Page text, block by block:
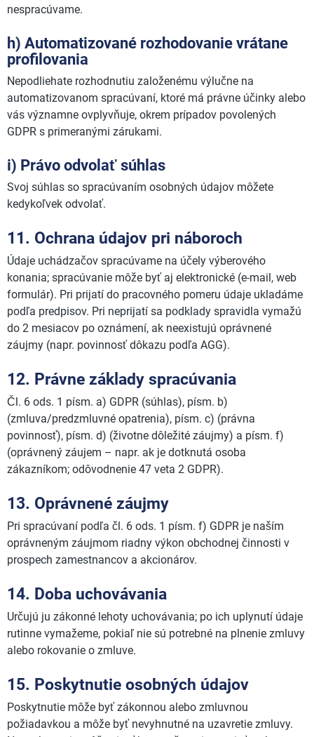
nespracúvame.
h) Automatizované rozhodovanie vrátane
profilovania
Nepodliehate rozhodnutiu založenému výlučne na
automatizovanom spracúvaní, ktoré má právne účinky alebo
vás významne ovplyvňuje, okrem prípadov povolených
GDPR s primeranými zárukami.
i) Právo odvolať súhlas
Svoj súhlas so spracúvaním osobných údajov môžete
kedykoľvek odvolať.
11. Ochrana údajov pri náboroch
Údaje uchádzačov spracúvame na účely výberového
konania; spracúvanie môže byť aj elektronické (e-mail, web
formulár). Pri prijatí do pracovného pomeru údaje ukladáme
podľa predpisov. Pri neprijatí sa podklady spravidla vymažú
do 2 mesiacov po oznámení, ak neexistujú oprávnené
záujmy (napr. povinnosť dôkazu podľa AGG).
12. Právne základy spracúvania
Čl. 6 ods. 1 písm. a) GDPR (súhlas), písm. b)
(zmluva/predzmluvné opatrenia), písm. c) (právna
povinnosť), písm. d) (životne dôležité záujmy) a písm. f)
(oprávnený záujem – napr. ak je dotknutá osoba
zákazníkom; odôvodnenie 47 veta 2 GDPR).
13. Oprávnené záujmy
Pri spracúvaní podľa čl. 6 ods. 1 písm. f) GDPR je naším
oprávneným záujmom riadny výkon obchodnej činnosti v
prospech zamestnancov a akcionárov.
14. Doba uchovávania
Určujú ju zákonné lehoty uchovávania; po ich uplynutí údaje
rutinne vymažeme, pokiaľ nie sú potrebné na plnenie zmluvy
alebo rokovanie o zmluve.
15. Poskytnutie osobných údajov
Poskytnutie môže byť zákonnou alebo zmluvnou
požiadavkou a môže byť nevyhnutné na uzavretie zmluvy.